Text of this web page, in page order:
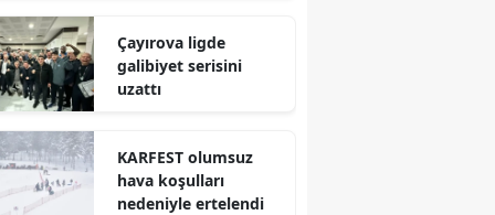
Kayseri
Kırşehir
Kocaeli
Çayırova ligde
galibiyet serisini
uzattı
KARFEST olumsuz
hava koşulları
nedeniyle ertelendi